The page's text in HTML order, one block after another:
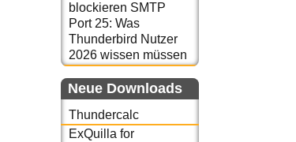
blockieren SMTP
Port 25: Was
Thunderbird Nutzer
2026 wissen müssen
Neue Downloads
Thundercalc
ExQuilla for